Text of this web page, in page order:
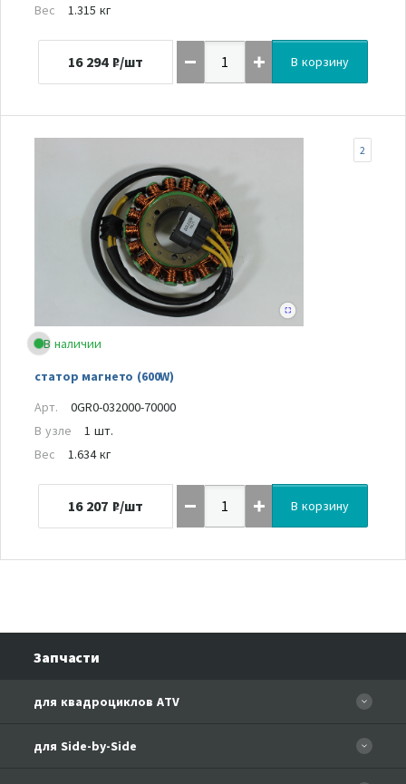
Вес
1.315 кг
16 294 ₽/шт В корзину
В наличии
статор магнето (600W)
2
Арт.
0GR0-032000-70000
В узле
1 шт.
Вес
1.634 кг
16 207 ₽/шт В корзину
Запчасти
для квадроциклов ATV
CFORCE 110 EFI
для Side-by-Side